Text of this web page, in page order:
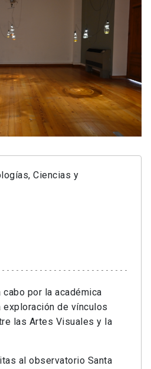
Ciencias y
por la académica
de vínculos
las Artes Visuales y la
al observatorio Santa